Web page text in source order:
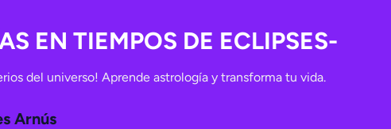
EN TIEMPOS DE ECLIPSES-
del universo! Aprende astrología y transforma tu vida.
Arnús